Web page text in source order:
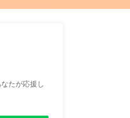
たが応援し